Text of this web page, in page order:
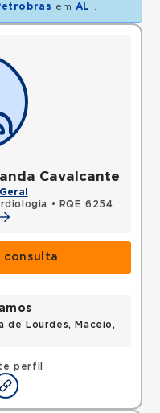
em AL
Cavalcante
•
RQE 6254 - Clínica médica
consulta
perfil
de Lourdes, Maceio,